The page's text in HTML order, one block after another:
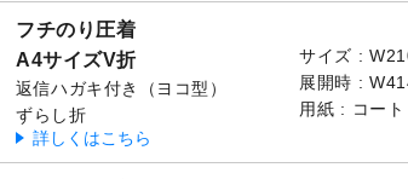
フチのり圧着
A4サイズV折
返信ハガキ付き（ヨコ型）
ずらし折
詳しくはこちら
サイズ
展開時
用紙
コー